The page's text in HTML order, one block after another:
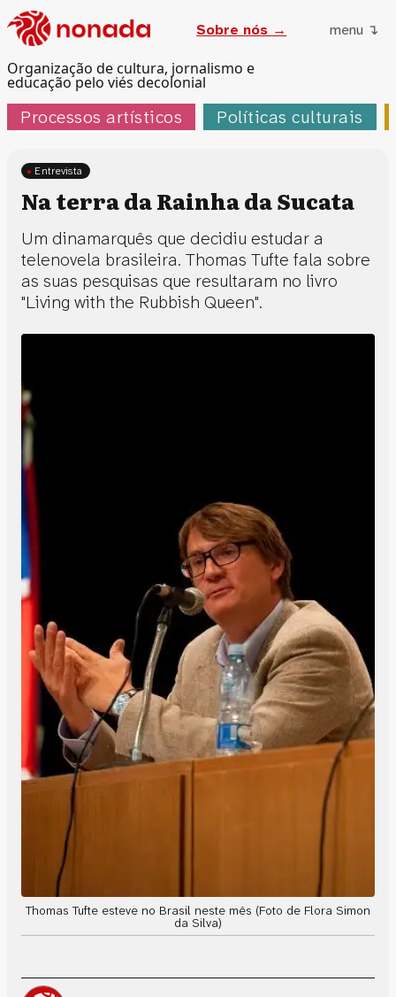
Organização de cultura, jornalismo e
educação pelo viés decolonial
Sobre nós → menu ↴
Processos artísticos Políticas culturais
Entrevista
Na terra da Rainha da Sucata
Um dinamarquês que decidiu estudar a
telenovela brasileira. Thomas Tufte fala sobre
as suas pesquisas que resultaram no livro
"Living with the Rubbish Queen".
Thomas Tufte esteve no Brasil neste mês (Foto de Flora Simon
da Silva)